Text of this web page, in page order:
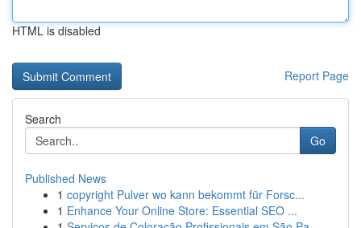
HTML is disabled
Report Page
Search
Go
Published News
1 copyright Pulver wo kann bekommt für Forsc...
1 Enhance Your Online Store: Essential SEO ...